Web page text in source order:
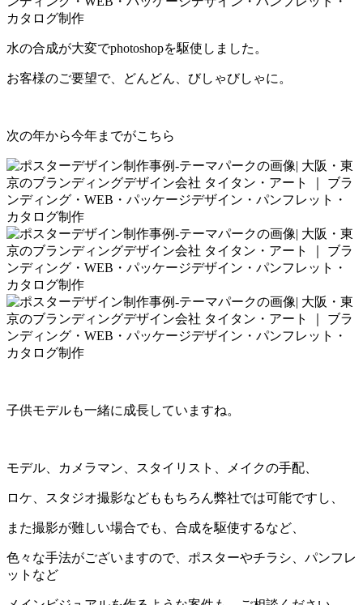
水の合成が大変でphotoshopを駆使しました。
お客様のご要望で、どんどん、びしゃびしゃに。
次の年から今年までがこちら
子供モデルも一緒に成長していますね。
モデル、カメラマン、スタイリスト、メイクの手配、
ロケ、スタジオ撮影などももちろん弊社では可能ですし、
また撮影が難しい場合でも、合成を駆使するなど、
色々な手法がございますので、ポスターやチラシ、パンフレ
ットなど